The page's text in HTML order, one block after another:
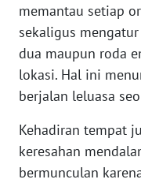
memantau setiap
sekaligus
dua maupun roda
lokasi. Hal ini
berjalan leluasa
Kehadiran tempat
keresahan
bermunculan
WN
SULTENG
SULBAR